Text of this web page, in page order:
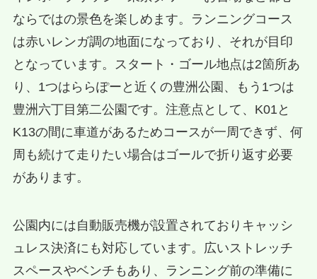
ならではの景色を楽しめます。ランニングコース
は赤いレンガ調の地面になっており、それが目印
となっています。スタート・ゴール地点は2箇所あ
り、1つはららぽーと近くの豊洲公園、もう1つは
豊洲六丁目第二公園です。注意点として、K01と
K13の間に車道があるためコースが一周できず、何
周も続けて走りたい場合はゴールで折り返す必要
があります。
公園内には自動販売機が設置されておりキャッシ
ュレス決済にも対応しています。広いストレッチ
スペースやベンチもあり、ランニング前の準備に